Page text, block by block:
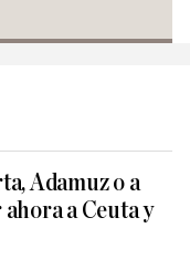
Adamuz o a
a Ceuta y